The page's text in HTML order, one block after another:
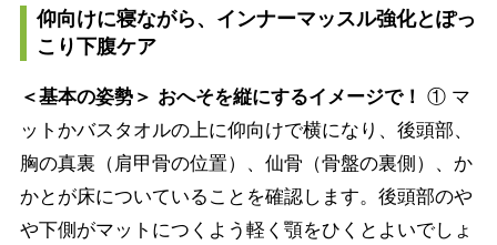
仰向けに寝ながら、インナーマッスル強化とぽっ
こり下腹ケア
＜基本の姿勢＞ おへそを縦にするイメージで！
① マ
ットかバスタオルの上に仰向けで横になり、後頭部、
胸の真裏（肩甲骨の位置）、仙骨（骨盤の裏側）、か
かとが床についていることを確認します。後頭部のや
や下側がマットにつくよう軽く顎をひくとよいでしょ